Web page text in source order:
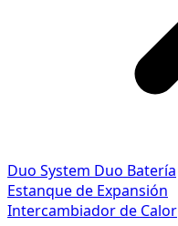
Duo System Duo Batería
Estanque de Expansión
Intercambiador de Calor